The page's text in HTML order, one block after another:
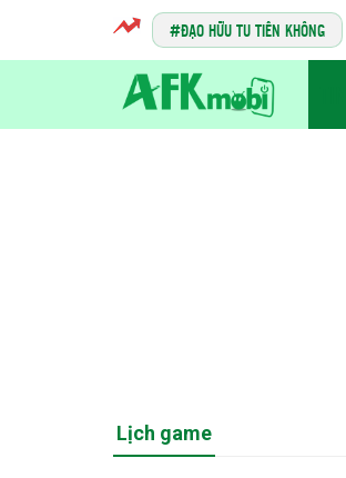
ĐẠO HỮU TU TIÊN KHÔNG
Lịch game